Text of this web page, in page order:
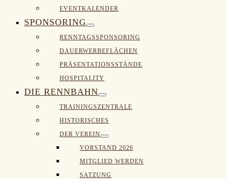
EVENTKALENDER
SPONSORING
Menü-
Schalter
RENNTAGSSPONSORING
DAUERWERBEFLÄCHEN
PRÄSENTATIONSSTÄNDE
HOSPITALITY
DIE RENNBAHN
Menü-
Schalter
TRAININGSZENTRALE
HISTORISCHES
DER VEREIN
Schalter
VORSTAND 2026
MITGLIED WERDEN
SATZUNG